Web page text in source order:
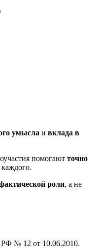
умысла и вклада в
помогают точно
каждого.
роли, а не
№ 12 от 10.06.2010.